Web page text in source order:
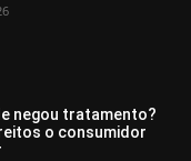
negou tratamento?
o consumidor